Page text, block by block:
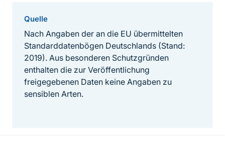
Quelle
Nach Angaben der an die EU übermittelten
Standarddatenbögen Deutschlands (Stand:
2019). Aus besonderen Schutzgründen
enthalten die zur Veröffentlichung
freigegebenen Daten keine Angaben zu
sensiblen Arten.